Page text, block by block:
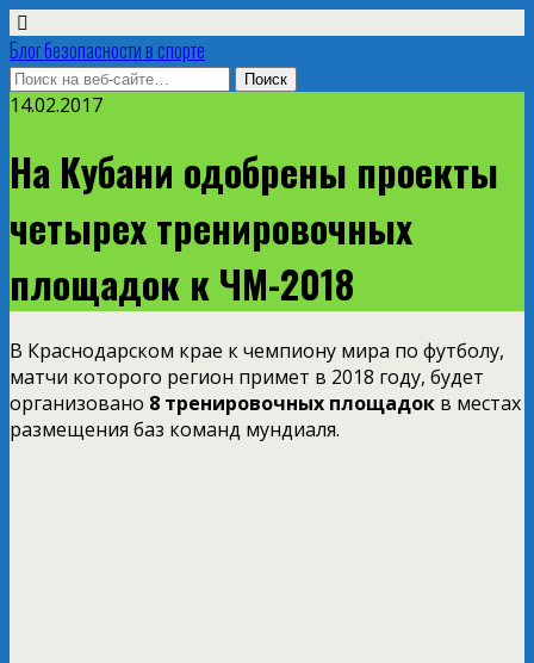
Блог безопасности в спорте
14.02.2017
На Кубани одобрены проекты
четырех тренировочных
площадок к ЧМ-2018
В Краснодарском крае к чемпиону мира по футболу,
матчи которого регион примет в 2018 году, будет
организовано 8 тренировочных площадок в местах
размещения баз команд мундиаля.